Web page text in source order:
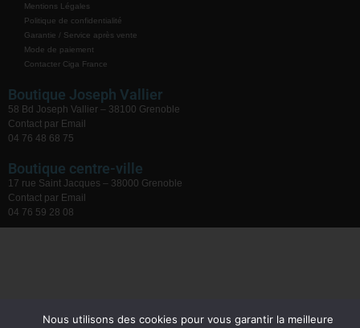
Mentions Légales
Politique de confidentialité
Garantie / Service après vente
Mode de paiement
Contacter Ciga France
Boutique Joseph Vallier
58 Bd Joseph Vallier – 38100 Grenoble
Contact par Email
04 76 48 68 75
Boutique centre-ville
17 rue Saint Jacques – 38000 Grenoble
Contact par Email
04 76 59 28 08
Nous utilisons des cookies pour vous garantir la meilleure